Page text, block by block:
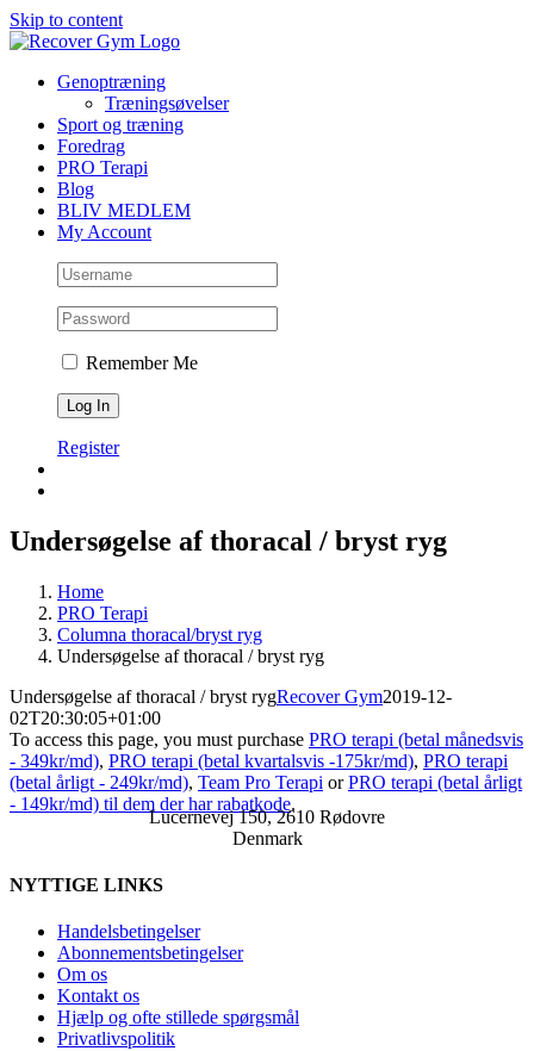
Skip to content
Genoptræning
Træningsøvelser
Sport og træning
Foredrag
PRO Terapi
Blog
BLIV MEDLEM
My Account
Remember Me
Register
Undersøgelse af thoracal / bryst ryg
Home
PRO Terapi
Columna thoracal/bryst ryg
Undersøgelse af thoracal / bryst ryg
Undersøgelse af thoracal / bryst rygRecover Gym2019-12-
02T20:30:05+01:00
To access this page, you must purchase PRO terapi (betal månedsvis
- 349kr/md), PRO terapi (betal kvartalsvis -175kr/md), PRO terapi
(betal årligt - 249kr/md), Team Pro Terapi orPRO terapi (betal årligt
- 149kr/md) til dem der har rabatkode.
Lucernevej 150, 2610 Rødovre
Denmark
NYTTIGE LINKS
Handelsbetingelser
Abonnementsbetingelser
Om os
Kontakt os
Hjælp og ofte stillede spørgsmål
Privatlivspolitik